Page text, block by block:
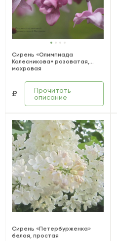
Сирень «Олимпиада
Колесникова» розоватая,
махровая
₽
Прочитать
описание
Сирень «Петербурженка»
белая, простая